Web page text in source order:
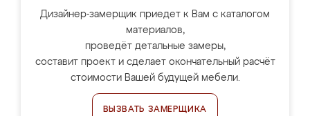
Дизайнер-замерщик приедет к Вам с каталогом
материалов,
проведёт детальные замеры,
составит проект и сделает окончательный расчёт
стоимости Вашей будущей мебели.
ВЫЗВАТЬ ЗАМЕРЩИКА